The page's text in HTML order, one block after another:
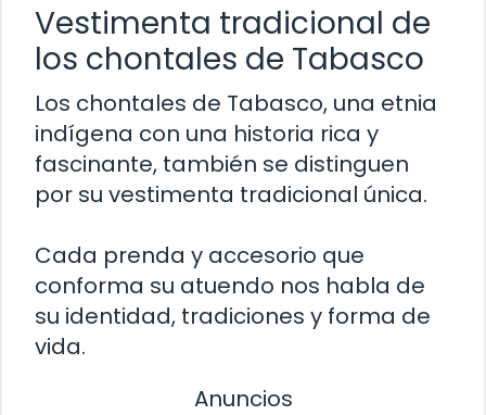
Vestimenta tradicional de
los chontales de Tabasco
Los chontales de Tabasco, una etnia
indígena con una historia rica y
fascinante, también se distinguen
por su vestimenta tradicional única.
Cada prenda y accesorio que
conforma su atuendo nos habla de
su identidad, tradiciones y forma de
vida.
Anuncios